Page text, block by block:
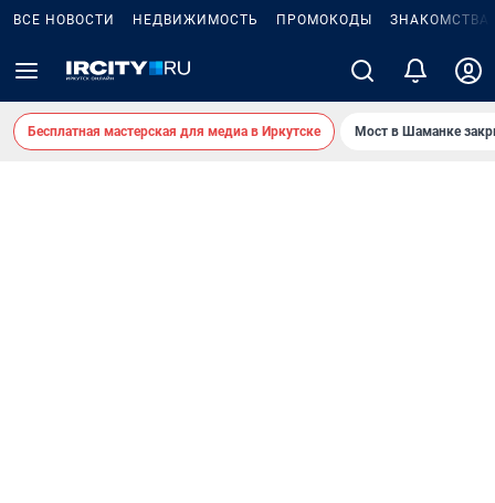
ВСЕ НОВОСТИ НЕДВИЖИМОСТЬ ПРОМОКОДЫ ЗНАКОМСТВА
Бесплатная мастерская для медиа в Иркутске Мост в Шаманке